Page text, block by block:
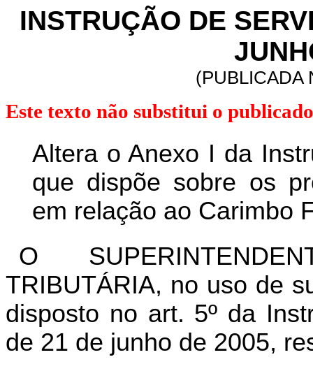
INSTRUÇÃO DE
(PUBLICADA
Este texto não substitui o
Altera o Anexo I da
que dispõe sobre os
em relação ao Carimbo
O
TRIBUTÁRIA, no uso de
disposto no art. 5º da
de 21 de junho de 2005,